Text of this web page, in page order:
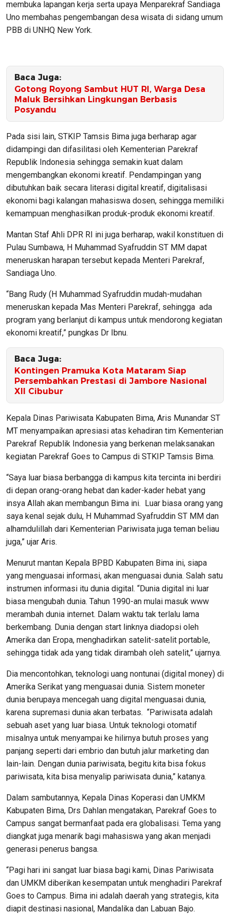
membuka lapangan kerja serta upaya Menparekraf Sandiaga
Uno membahas pengembangan desa wisata di sidang umum
PBB di UNHQ New York.
Baca Juga:
Gotong Royong Sambut HUT RI, Warga Desa
Maluk Bersihkan Lingkungan Berbasis
Posyandu
Pada sisi lain, STKIP Tamsis Bima juga berharap agar
didampingi dan difasilitasi oleh Kementerian Parekraf
Republik Indonesia sehingga semakin kuat dalam
mengembangkan ekonomi kreatif. Pendampingan yang
dibutuhkan baik secara literasi digital kreatif, digitalisasi
ekonomi bagi kalangan mahasiswa dosen, sehingga memiliki
kemampuan menghasilkan produk-produk ekonomi kreatif.
Mantan Staf Ahli DPR RI ini juga berharap, wakil konstituen di
Pulau Sumbawa, H Muhammad Syafruddin ST MM dapat
meneruskan harapan tersebut kepada Menteri Parekraf,
Sandiaga Uno.
“Bang Rudy (H Muhammad Syafruddin mudah-mudahan
meneruskan kepada Mas Menteri Parekraf, sehingga ada
program yang berlanjut di kampus untuk mendorong kegiatan
ekonomi kreatif,” pungkas Dr Ibnu.
Baca Juga:
Kontingen Pramuka Kota Mataram Siap
Persembahkan Prestasi di Jambore Nasional
XII Cibubur
Kepala Dinas Pariwisata Kabupaten Bima, Aris Munandar ST
MT menyampaikan apresiasi atas kehadiran tim Kementerian
Parekraf Republik Indonesia yang berkenan melaksanakan
kegiatan Parekraf Goes to Campus di STKIP Tamsis Bima.
“Saya luar biasa berbangga di kampus kita tercinta ini berdiri
di depan orang-orang hebat dan kader-kader hebat yang
insya Allah akan membangun Bima ini. Luar biasa orang yang
saya kenal sejak dulu, H Muhammad Syafruddin ST MM dan
alhamdulillah dari Kementerian Pariwisata juga teman beliau
juga,” ujar Aris.
Menurut mantan Kepala BPBD Kabupaten Bima ini, siapa
yang menguasai informasi, akan menguasai dunia. Salah satu
instrumen informasi itu dunia digital. “Dunia digital ini luar
biasa mengubah dunia. Tahun 1990-an mulai masuk www
merambah dunia internet. Dalam waktu tak terlalu lama
berkembang. Dunia dengan start linknya diadopsi oleh
Amerika dan Eropa, menghadirkan satelit-satelit portable,
sehingga tidak ada yang tidak dirambah oleh satelit,” ujarnya.
Dia mencontohkan, teknologi uang nontunai (digital money) di
Amerika Serikat yang menguasai dunia. Sistem moneter
dunia berupaya mencegah uang digital menguasai dunia,
karena supremasi dunia akan terbatas. “Pariwisata adalah
sebuah aset yang luar biasa. Untuk teknologi otomatif
misalnya untuk menyampai ke hilirnya butuh proses yang
panjang seperti dari embrio dan butuh jalur marketing dan
lain-lain. Dengan dunia pariwisata, begitu kita bisa fokus
pariwisata, kita bisa menyalip pariwisata dunia,” katanya.
Dalam sambutannya, Kepala Dinas Koperasi dan UMKM
Kabupaten Bima, Drs Dahlan mengatakan, Parekraf Goes to
Campus sangat bermanfaat pada era globalisasi. Tema yang
diangkat juga menarik bagi mahasiswa yang akan menjadi
generasi penerus bangsa.
“Pagi hari ini sangat luar biasa bagi kami, Dinas Pariwisata
dan UMKM diberikan kesempatan untuk menghadiri Parekraf
Goes to Campus. Bima ini adalah daerah yang strategis, kita
diapit destinasi nasional, Mandalika dan Labuan Bajo.